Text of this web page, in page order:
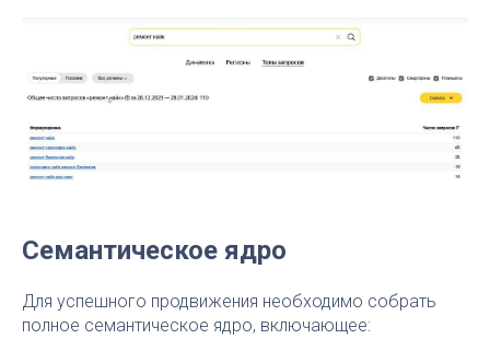
Семантическое ядро
Для успешного продвижения необходимо собрать
полное семантическое ядро, включающее: